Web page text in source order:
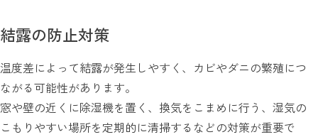
結露の防止対策
温度差によって結露が発生しやすく、カビやダニの繁殖につ
ながる可能性があります。
窓や壁の近くに除湿機を置く、換気をこまめに行う、湿気の
こもりやすい場所を定期的に清掃するなどの対策が重要で